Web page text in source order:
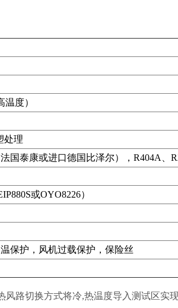
度）
处理
国泰康或进口德国比泽尔），R404A、
或OYO8226）
保护，风机过载保护，保险丝
路切换方式将冷,热温度导入测试区实